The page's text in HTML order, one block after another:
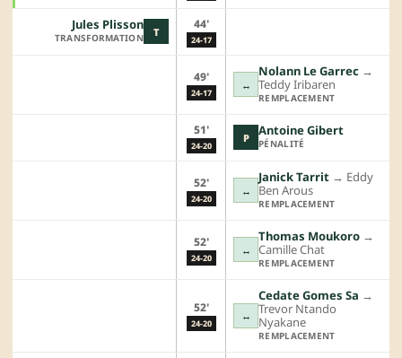
T
Jules Plisson
TRANSFORMATION
44'
24-17
49'
24-17
↔
Nolann Le Garrec →︎
Teddy Iribaren
REMPLACEMENT
51'
24-20
P Antoine Gibert
PÉNALITÉ
52'
24-20
↔
Janick Tarrit →︎ Eddy
Ben Arous
REMPLACEMENT
52'
24-20
↔
Thomas Moukoro →︎
Camille Chat
REMPLACEMENT
52'
24-20
↔
Cedate Gomes Sa →︎
Trevor Ntando
Nyakane
REMPLACEMENT